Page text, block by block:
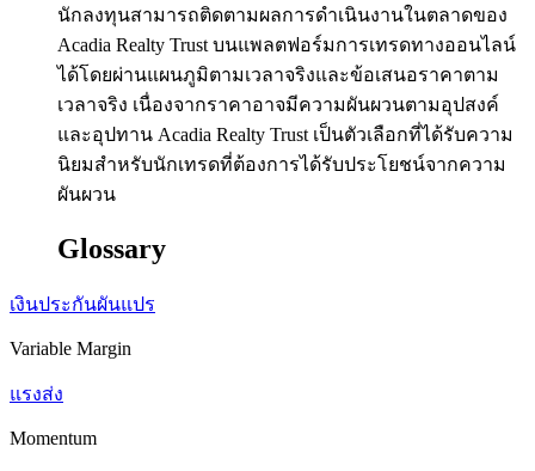
นักลงทุนสามารถติดตามผลการดำเนินงานในตลาดของ
Acadia Realty Trust บนแพลตฟอร์มการเทรดทางออนไลน์
ได้โดยผ่านแผนภูมิตามเวลาจริงและข้อเสนอราคาตาม
เวลาจริง เนื่องจากราคาอาจมีความผันผวนตามอุปสงค์
และอุปทาน Acadia Realty Trust เป็นตัวเลือกที่ได้รับความ
นิยมสำหรับนักเทรดที่ต้องการได้รับประโยชน์จากความ
ผันผวน
Glossary
เงินประกันผันแปร
Variable Margin
แรงส่ง
Momentum